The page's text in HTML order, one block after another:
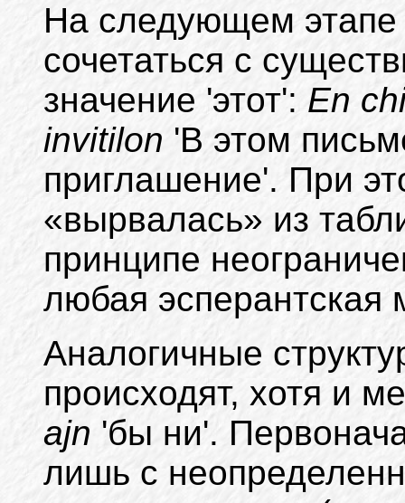
На следующем
сочетаться с
значение 'этот': En
invitilon 'В этом
приглашение'. При
«вырвалась» из
принципе
любая
Аналогичные
происходят, хотя и
ajn 'бы ни'.
лишь с